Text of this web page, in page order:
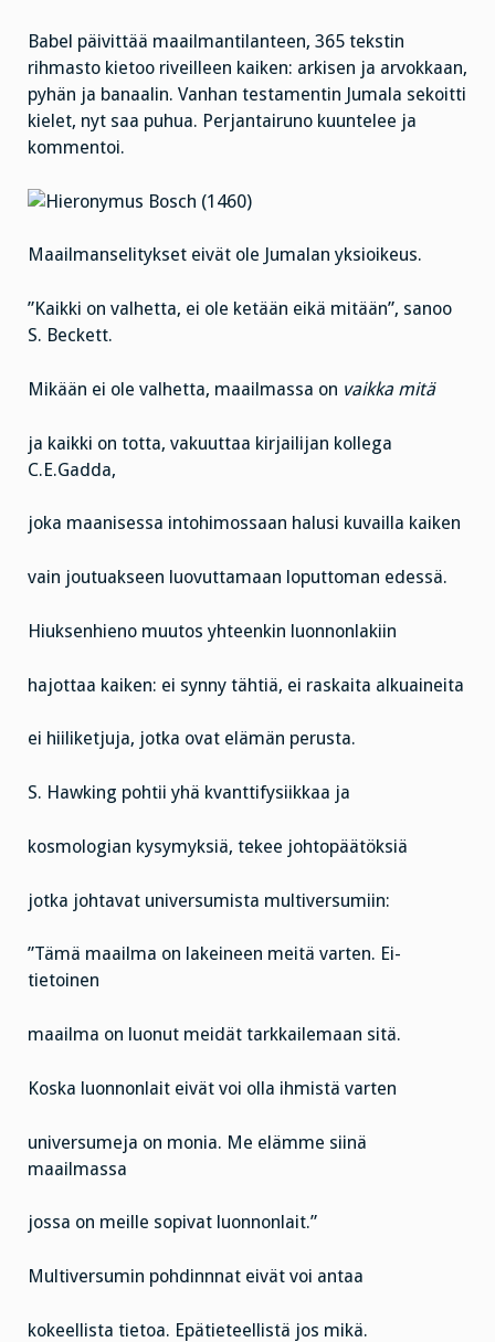
Babel päivittää maailmantilanteen, 365 tekstin
rihmasto kietoo riveilleen kaiken: arkisen ja arvokkaan,
pyhän ja banaalin. Vanhan testamentin Jumala sekoitti
kielet, nyt saa puhua. Perjantairuno kuuntelee ja
kommentoi.
Maailmanselitykset eivät ole Jumalan yksioikeus.
”Kaikki on valhetta, ei ole ketään eikä mitään”, sanoo
S. Beckett.
Mikään ei ole valhetta, maailmassa on vaikka mitä
ja kaikki on totta, vakuuttaa kirjailijan kollega
C.E.Gadda,
joka maanisessa intohimossaan halusi kuvailla kaiken
vain joutuakseen luovuttamaan loputtoman edessä.
Hiuksenhieno muutos yhteenkin luonnonlakiin
hajottaa kaiken: ei synny tähtiä, ei raskaita alkuaineita
ei hiiliketjuja, jotka ovat elämän perusta.
S. Hawking pohtii yhä kvanttifysiikkaa ja
kosmologian kysymyksiä, tekee johtopäätöksiä
jotka johtavat universumista multiversumiin:
”Tämä maailma on lakeineen meitä varten. Ei-
tietoinen
maailma on luonut meidät tarkkailemaan sitä.
Koska luonnonlait eivät voi olla ihmistä varten
universumeja on monia. Me elämme siinä
maailmassa
jossa on meille sopivat luonnonlait.”
Multiversumin pohdinnnat eivät voi antaa
kokeellista tietoa. Epätieteellistä jos mikä.